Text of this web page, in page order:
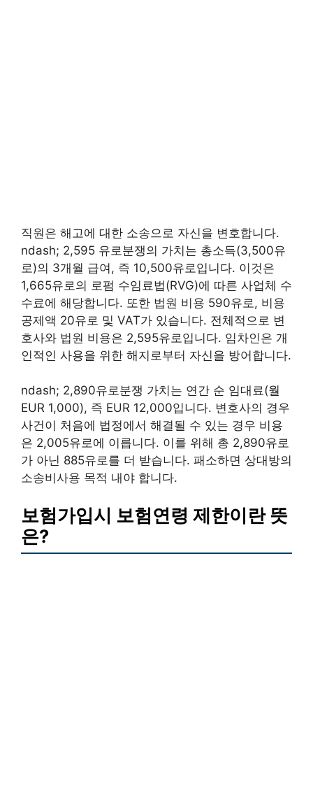
직원은 해고에 대한 소송으로 자신을 변호합니다.
ndash; 2,595 유로분쟁의 가치는 총소득(3,500유
로)의 3개월 급여, 즉 10,500유로입니다. 이것은
1,665유로의 로펌 수임료법(RVG)에 따른 사업체 수
수료에 해당합니다. 또한 법원 비용 590유로, 비용
공제액 20유로 및 VAT가 있습니다. 전체적으로 변
호사와 법원 비용은 2,595유로입니다. 임차인은 개
인적인 사용을 위한 해지로부터 자신을 방어합니다.
ndash; 2,890유로분쟁 가치는 연간 순 임대료(월
EUR 1,000), 즉 EUR 12,000입니다. 변호사의 경우
사건이 처음에 법정에서 해결될 수 있는 경우 비용
은 2,005유로에 이릅니다. 이를 위해 총 2,890유로
가 아닌 885유로를 더 받습니다. 패소하면 상대방의
소송비사용 목적 내야 합니다.
보험가입시 보험연령 제한이란 뜻
은?